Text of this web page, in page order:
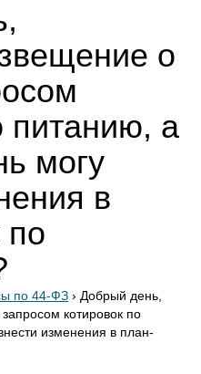
о
питанию, а
могу
в
по
по 44-ФЗ › Добрый день,
котировок по
изменения в план-